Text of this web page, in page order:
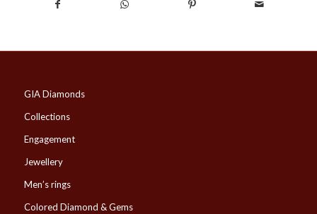
GIA Diamonds
Collections
Engagement
Jewellery
Men’s rings
Colored Diamond & Gems